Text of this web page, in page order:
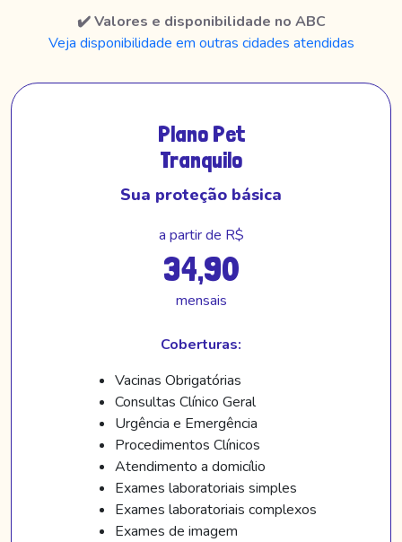
✔️ Valores e disponibilidade no ABC
Veja disponibilidade em outras cidades atendidas
Plano Pet
Tranquilo
Sua proteção básica
a partir de R$
34,90
mensais
Coberturas:
Vacinas Obrigatórias
Consultas Clínico Geral
Urgência e Emergência
Procedimentos Clínicos
Atendimento a domicílio
Exames laboratoriais simples
Exames laboratoriais complexos
Exames de imagem